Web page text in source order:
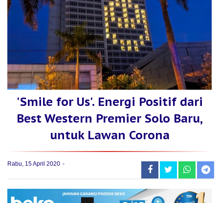
'Smile for Us'. Energi Positif dari
Best Western Premier Solo Baru,
untuk Lawan Corona
Rabu, 15 April 2020